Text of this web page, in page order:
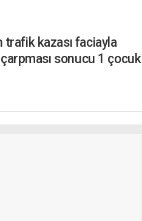
kazası faciayla
sonucu 1 çocuk